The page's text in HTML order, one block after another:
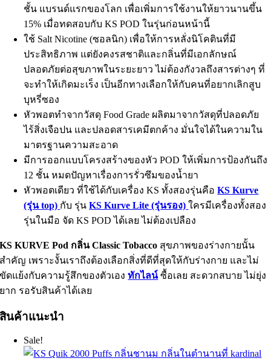
ชั้น แบรนด์แรกของโลก เพื่อเพิ่มการใช้งานให้ยาวนานขึ้น
15% เมื่อทดสอบกับ KS POD ในรุ่นก่อนหน้านี้
ใช้ Salt Nicotine (ซอลนิก) เพื่อให้การหลั่งนิโคตินที่มี
ประสิทธิภาพ แต่ยังคงรสชาติและกลิ่นที่มีเอกลักษณ์
ปลอดภัยต่อสุขภาพในระยะยาว ไม่ต้องกังวลถึงสารต่างๆ ที่
จะทำให้เกิดมะเร็ง เป็นอีกทางเลือกให้กับคนที่อยากเลิกสูบ
บุหรี่ซอง
หัวพอตทำจากวัสดุ Food Grade ผลิตมาจากวัสดุที่ปลอดภัย
ไร้สิ่งเจือปน และปลอดสารเคมีตกค้าง มั่นใจได้ในความใน
มาตรฐานความสะอาด
มีการออกแบบโครงสร้างของหัว POD ให้เพิ่มการป้องกันถึง
12 ชั้น หมดปัญหาเรื่องการรั่วซึมของน้ำยา
หัวพอตเดียว ที่ใช้ได้กับเครื่อง KS ทั้งสองรุ่นคือKS Kurve
(รุ่น top) กับ รุ่นKS Kurve Lite (รุ่นรอง) ใครมีเครื่องทั้งสอง
รุ่นในมือ จัด KS POD ได้เลย ไม่ต้องเปลือง
KS KURVE Pod กลิ่น Classic Tobacco สุขภาพของร่างกายนั้น
สำคัญ เพราะงั้นเราถึงต้องเลือกสิ่งที่ดีที่สุดให้กับร่างกาย และไม่
ขัดแย้งกับความรู้สึกของตัวเองทักไลน์ซื้อเลย สะดวกสบาย ไม่ยุ่ง
ยาก รอรับสินค้าได้เลย
สินค้าแนะนำ
Sale!